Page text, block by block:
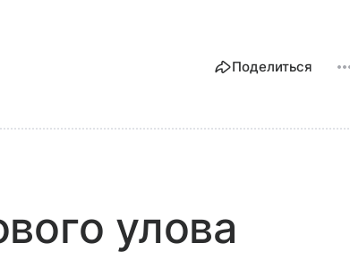
Поделиться
улова